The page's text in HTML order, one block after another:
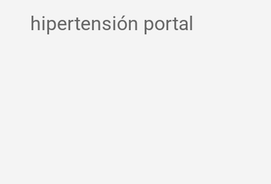
hipertensión portal